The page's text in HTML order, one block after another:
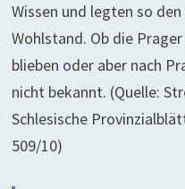
Wissen und legten so
Wohlstand. Ob die
blieben oder aber nach
nicht bekannt. (Quelle:
Schlesische
509/10)